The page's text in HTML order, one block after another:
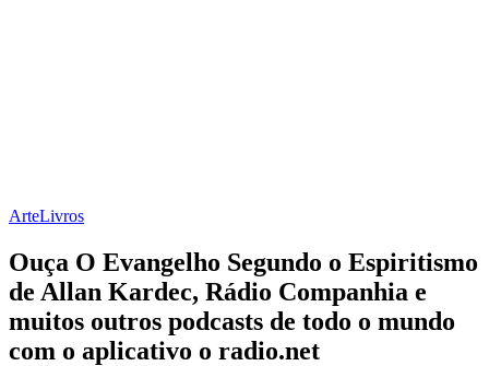
ArteLivros
Ouça O Evangelho Segundo o Espiritismo
de Allan Kardec, Rádio Companhia e
muitos outros podcasts de todo o mundo
com o aplicativo o radio.net